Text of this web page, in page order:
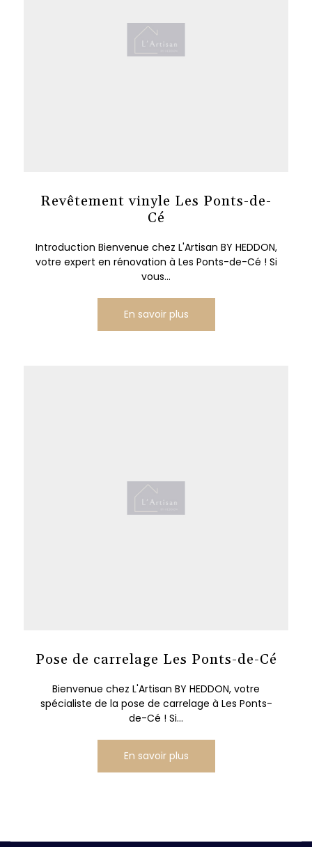
Revêtement vinyle Les Ponts-de-
Cé
Introduction Bienvenue chez L'Artisan BY HEDDON,
votre expert en rénovation à Les Ponts-de-Cé ! Si
vous...
En savoir plus
Pose de carrelage Les Ponts-de-Cé
Bienvenue chez L'Artisan BY HEDDON, votre
spécialiste de la pose de carrelage à Les Ponts-
de-Cé ! Si...
En savoir plus